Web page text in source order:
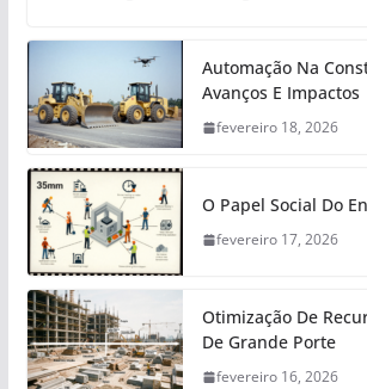
Automação Na
Avanços E Impactos
fevereiro 18, 2026
O Papel Social Do
fevereiro 17, 2026
Otimização De
De Grande Porte
fevereiro 16, 2026